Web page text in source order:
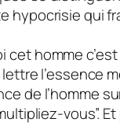
hypocrisie qui
cet homme
l’essence
de l’homme
vous”.